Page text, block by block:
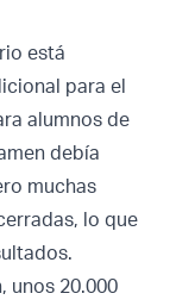
está
para el
alumnos de
debía
muchas
lo que
unos 20.000